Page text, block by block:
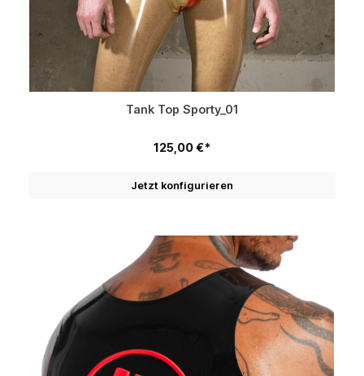
Tank Top Sporty_01
125,00 €*
Jetzt konfigurieren